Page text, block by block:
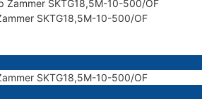
SKTG18,5M-10-500/OF
SKTG18,5M-10-500/OF